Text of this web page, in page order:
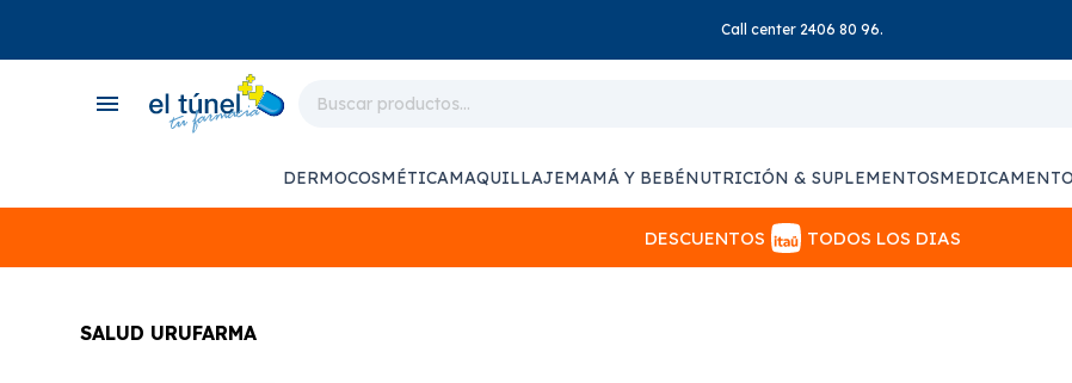
Call center 2406 80 96.
menu
DERMOCOSMÉTICAMAQUILLAJEMAMÁ Y BEBÉNUTRICIÓN & SUPLEMENTOS
DESCUENTOS TODOS LOS DIAS
SALUD URUFARMA
close
store
local_shipping